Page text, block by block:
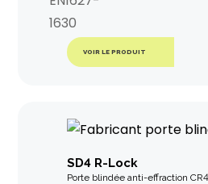
VOIR LE PRODUIT
SD4 R-Lock
Porte blindée anti-effraction